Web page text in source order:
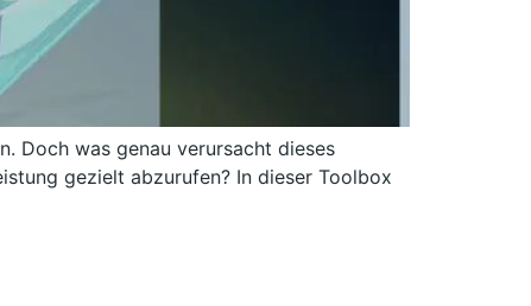
Doch was genau verursacht dieses
gezielt abzurufen? In dieser Toolbox